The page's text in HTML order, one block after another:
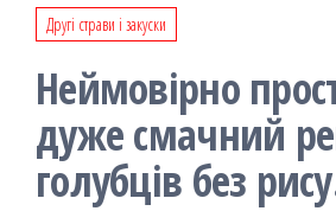
Другі страви і закуски
Неймовірно
дуже смачний
голубців без